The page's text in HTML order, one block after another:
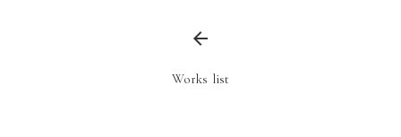
arrow_back
Works list